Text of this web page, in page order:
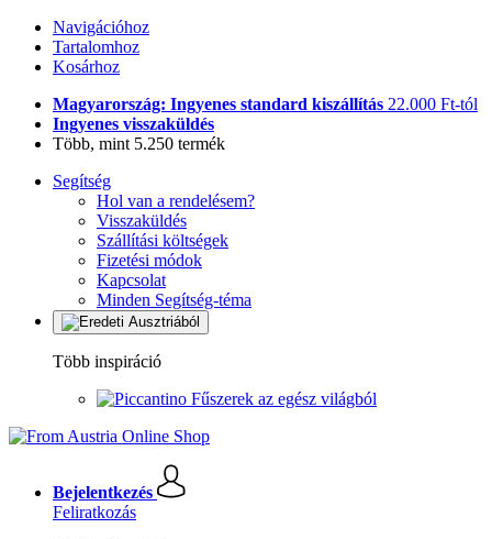
Navigációhoz
Tartalomhoz
Kosárhoz
Magyarország: Ingyenes standard kiszállítás 22.000 Ft-tól
Ingyenes visszaküldés
Több, mint 5.250 termék
Segítség
Hol van a rendelésem?
Visszaküldés
Szállítási költségek
Fizetési módok
Kapcsolat
Minden Segítség-téma
Több inspiráció
Fűszerek az egész világból
Bejelentkezés
Feliratkozás